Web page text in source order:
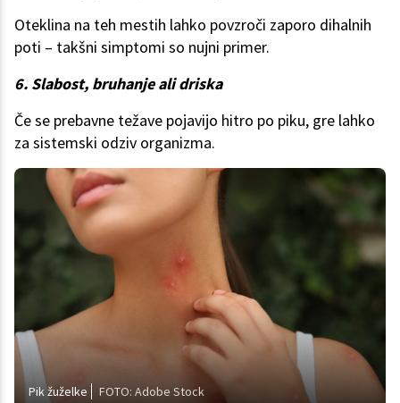
Oteklina na teh mestih lahko povzroči zaporo dihalnih
poti – takšni simptomi so nujni primer.
6. Slabost, bruhanje ali driska
Če se prebavne težave pojavijo hitro po piku, gre lahko
za sistemski odziv organizma.
Pik žuželke FOTO: Adobe Stock